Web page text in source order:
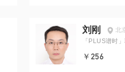
刘刚
北
「PLUS谱时
￥256